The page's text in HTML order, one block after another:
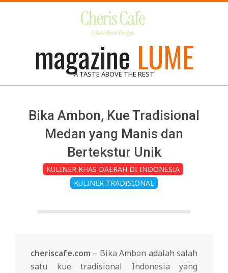
magazine LUME
A TASTE ABOVE THE REST
Bika Ambon, Kue Tradisional
Medan yang Manis dan
Bertekstur Unik
KULINER KHAS DAERAH DI INDONESIA
KULINER TRADISIONAL
cheriscafe.com – Bika Ambon adalah salah
satu kue tradisional Indonesia yang